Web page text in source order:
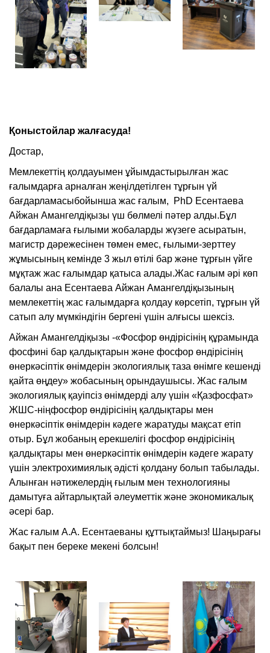
Қоныстойлар жалғасуда!
Достар,
Мемлекеттің қолдауымен ұйымдастырылған жас
ғалым­­дарға арнал­ған жеңілдетілген тұр­ғын үй
бағдарламасыбойынша жас ғалым, PhD Есентаева
Айжан Амангелдіқызы үш бөлмелі пәтер алды.Бұл
бағдарламаға ғылыми жобаларды жүзеге асыратын,
магистр дәрежесінен төмен емес, ғылыми-зерттеу
жұмысының кемінде 3 жыл өтілі бар және тұрғын үйге
мұқтаж жас ғалымдар қатыса алады.Жас ғалым әрі көп
балалы ана Есентаева Айжан Амангелдіқызының
мемлекеттің жас ғалымдарға қолдау көрсетіп, тұрғын үй
сатып алу мүмкіндігін бергені үшін алғысы шексіз.
Айжан Амангелдіқызы -«Фосфор өндірісінің құрамында
фосфині бар қалдықтарын және фосфор өндірісінің
өнеркәсіптік өнімдерін экологиялық таза өнімге кешенді
қайта өңдеу» жобасының орындаушысы. Жас ғалым
экологиялық қауіпсіз өнімдерді алу үшін «Қазфосфат»
ЖШС-ніңфосфор өндірісінің қалдықтары мен
өнеркәсіптік өнімдерін кәдеге жаратуды мақсат етіп
отыр. Бұл жобаның ерекшелігі фосфор өндірісінің
қалдықтары мен өнеркәсіптік өнімдерін кәдеге жарату
үшін электрохимиялық әдісті қолдану болып табылады.
Алынған нәтижелердің ғылым мен технологияны
дамытуға айтарлықтай әлеуметтік және экономикалық
әсері бар.
Жас ғалым А.А. Есентаеваны құттықтаймыз! Шаңырағы
бақыт пен береке мекені болсын!